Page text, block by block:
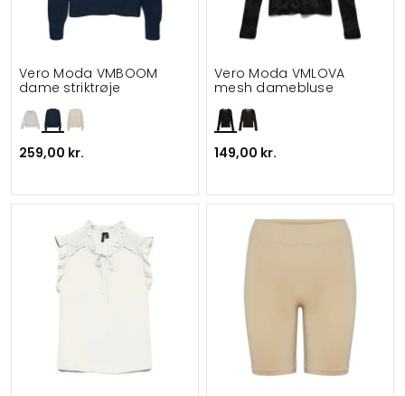
Vero Moda VMBOOM
dame striktrøje
259,00 kr.
Vero Moda VMLOVA
mesh damebluse
149,00 kr.